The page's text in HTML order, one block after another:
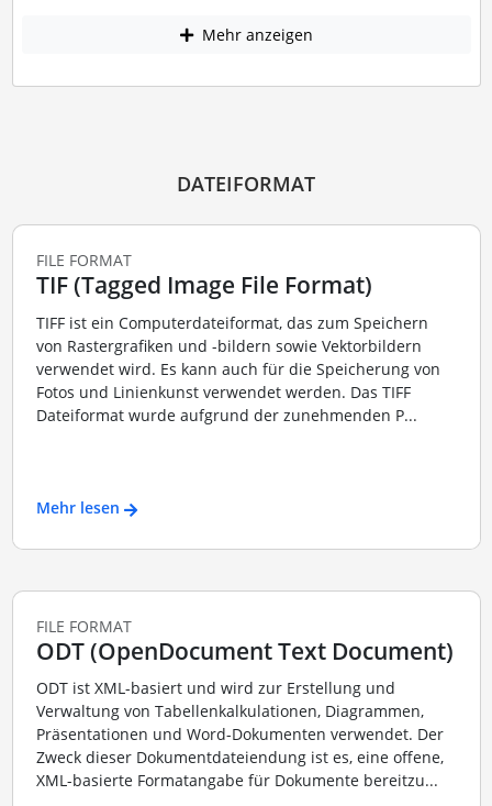
Mehr anzeigen
DATEIFORMAT
FILE FORMAT
TIF (Tagged Image File Format)
TIFF ist ein Computerdateiformat, das zum Speichern
von Rastergrafiken und -bildern sowie Vektorbildern
verwendet wird. Es kann auch für die Speicherung von
Fotos und Linienkunst verwendet werden. Das TIFF
Dateiformat wurde aufgrund der zunehmenden P...
Mehr lesen
FILE FORMAT
ODT (OpenDocument Text Document)
ODT ist XML-basiert und wird zur Erstellung und
Verwaltung von Tabellenkalkulationen, Diagrammen,
Präsentationen und Word-Dokumenten verwendet. Der
Zweck dieser Dokumentdateiendung ist es, eine offene,
XML-basierte Formatangabe für Dokumente bereitzu...